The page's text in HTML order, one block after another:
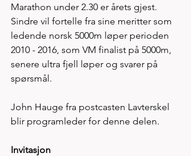
Marathon under 2.30 er årets gjest.
Sindre vil fortelle fra sine meritter som
ledende norsk 5000m løper perioden
2010 - 2016, som VM finalist på 5000m,
senere ultra fjell løper og svarer på
spørsmål.
John Hauge fra postcasten Lavterskel
blir programleder for denne delen.
Invitasjon